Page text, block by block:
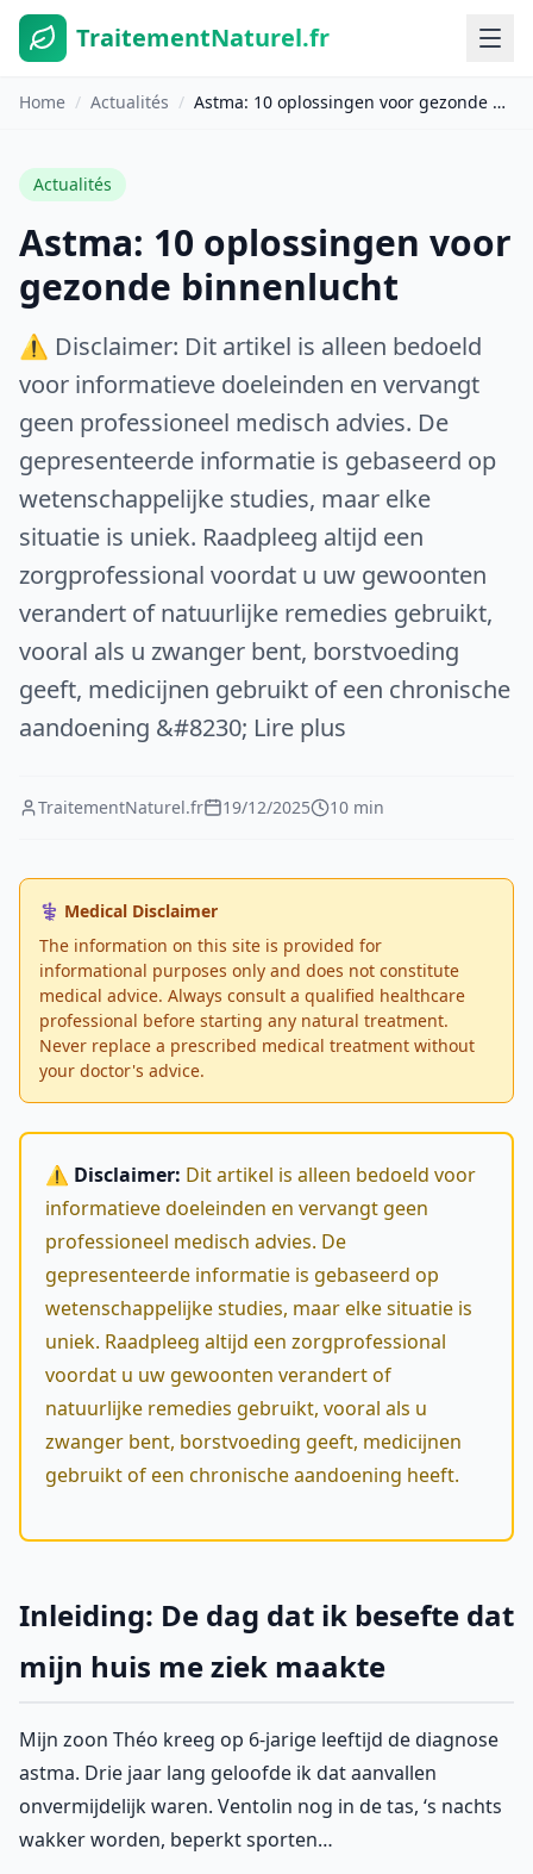
TraitementNaturel.fr
Home / Actualités / Astma: 10 oplossingen voor gezonde binnenlucht
Actualités
Astma: 10 oplossingen voor
gezonde binnenlucht
⚠️ Disclaimer: Dit artikel is alleen bedoeld
voor informatieve doeleinden en vervangt
geen professioneel medisch advies. De
gepresenteerde informatie is gebaseerd op
wetenschappelijke studies, maar elke
situatie is uniek. Raadpleeg altijd een
zorgprofessional voordat u uw gewoonten
verandert of natuurlijke remedies gebruikt,
vooral als u zwanger bent, borstvoeding
geeft, medicijnen gebruikt of een chronische
aandoening &#8230; Lire plus
TraitementNaturel.fr 19/12/2025 10 min
⚕️ Medical Disclaimer
The information on this site is provided for
informational purposes only and does not constitute
medical advice. Always consult a qualified healthcare
professional before starting any natural treatment.
Never replace a prescribed medical treatment without
your doctor's advice.
⚠️ Disclaimer: Dit artikel is alleen bedoeld voor
informatieve doeleinden en vervangt geen
professioneel medisch advies. De
gepresenteerde informatie is gebaseerd op
wetenschappelijke studies, maar elke situatie is
uniek. Raadpleeg altijd een zorgprofessional
voordat u uw gewoonten verandert of
natuurlijke remedies gebruikt, vooral als u
zwanger bent, borstvoeding geeft, medicijnen
gebruikt of een chronische aandoening heeft.
Inleiding: De dag dat ik besefte dat
mijn huis me ziek maakte
Mijn zoon Théo kreeg op 6-jarige leeftijd de diagnose
astma. Drie jaar lang geloofde ik dat aanvallen
onvermijdelijk waren. Ventolin nog in de tas, ‘s nachts
wakker worden, beperkt sporten…